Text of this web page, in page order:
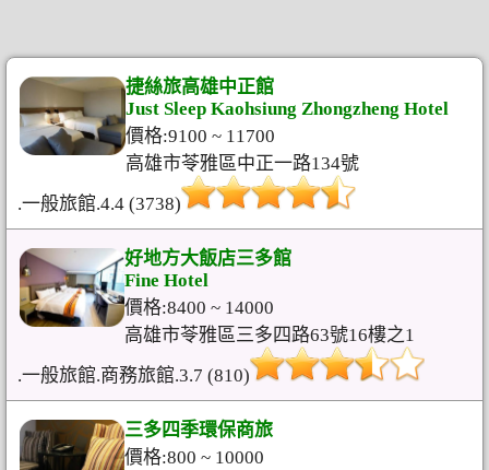
捷絲旅高雄中正館
Just Sleep Kaohsiung Zhongzheng Hotel
價格:9100 ~ 11700
高雄市苓雅區中正一路134號
.一般旅館.4.4 (3738)
好地方大飯店三多館
Fine Hotel
價格:8400 ~ 14000
高雄市苓雅區三多四路63號16樓之1
.一般旅館.商務旅館.3.7 (810)
三多四季環保商旅
價格:800 ~ 10000